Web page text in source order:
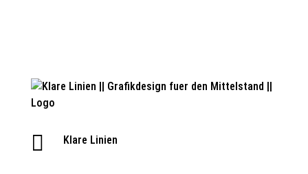
 Klare Linien